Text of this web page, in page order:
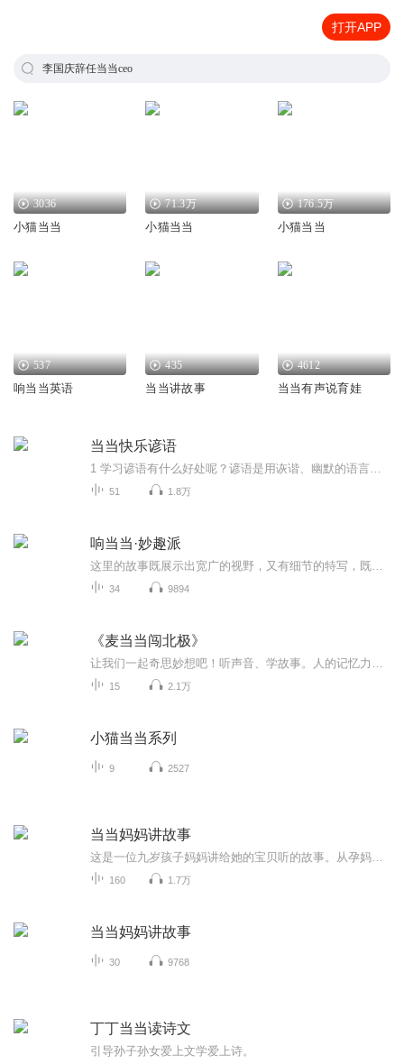
打开APP
李国庆辞任当当ceo
3036
小猫当当
71.3万
小猫当当
176.5万
小猫当当
537
响当当英语
435
当当讲故事
4612
当当有声说育娃
当当快乐谚语
51 1.8万
响当当·妙趣派
34 9894
《麦当当闯北极》
15 2.1万
小猫当当系列
9 2527
当当妈妈讲故事
160 1.7万
当当妈妈讲故事
30 9768
丁丁当当读诗文
引导孙子孙女爱上文学爱上诗。